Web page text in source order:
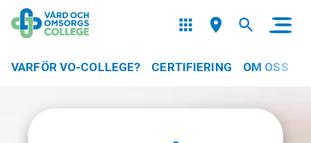
VARFÖR VO-COLLEGE? CERTIFIERING OM OSS